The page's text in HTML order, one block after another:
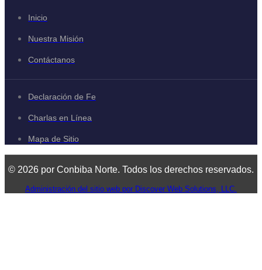
Inicio
Nuestra Misión
Contáctanos
Declaración de Fe
Charlas en Línea
Mapa de Sitio
© 2026 por Conbiba Norte. Todos los derechos reservados.
Administración del sitio web por Discover Web Solutions, LLC.